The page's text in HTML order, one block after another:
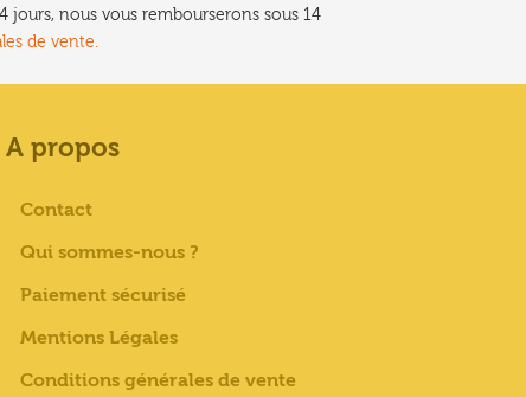
jours, nous vous rembourserons sous 14
de vente.
A propos
Contact
Qui sommes-nous ?
Paiement sécurisé
Mentions Légales
Conditions générales de vente